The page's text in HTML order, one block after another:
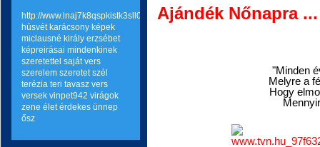
http://www.lnaj7k8qspkistk3sll0hqp6mo2wq8go.com
húsvét karácsony képek
miclausné király erzsébet
képreirásai mindenkinek
szeretettel saját vers
szerelem szeretet szél
terézia teri tavasz vers
versek vinpet942 virágok
zene élet érdekes ünnep
ősz
Ajándék Nőnapra ...
"Minden
Melyre a
Hogy